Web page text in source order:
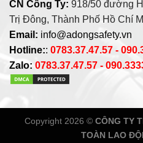
CN Công Ty: 918/50 đường
Trị Đông, Thành Phố Hồ Chí
Email: info@adongsafety.vn
Hotline:: 0783.37.47.57 -
Zalo: 0783.37.47.57 -
Copyright 2026 © CÔNG TY
TOÀN LAO